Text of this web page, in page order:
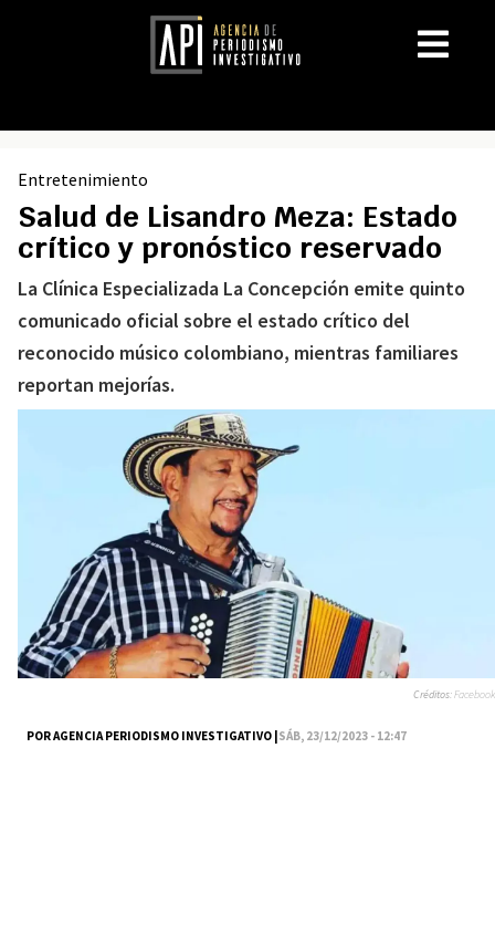
Entretenimiento
Salud de Lisandro Meza: Estado
crítico y pronóstico reservado
La Clínica Especializada La Concepción emite quinto
comunicado oficial sobre el estado crítico del
reconocido músico colombiano, mientras familiares
reportan mejorías.
POR AGENCIA PERIODISMO INVESTIGATIVO |SÁB, 23/12/2023 - 12:47
Créditos:Facebook